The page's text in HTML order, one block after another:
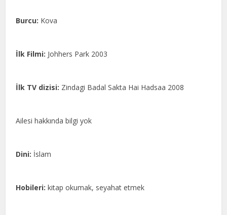
Burcu: Kova
İlk Filmi: Johhers Park 2003
İlk TV dizisi: Zindagi Badal Sakta Hai Hadsaa 2008
Ailesi hakkında bilgi yok
Dini: İslam
Hobileri: kitap okumak, seyahat etmek